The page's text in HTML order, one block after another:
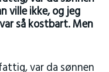
ville ikke, og jeg
så kostbart. Men
var da sønnen